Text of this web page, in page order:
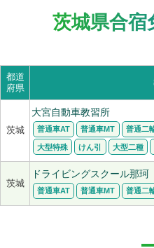
茨城県合宿
都道
府県
茨城
大宮自動車教習所
普通車AT 普通車MT 普通二
大型特殊 けん引 大型二種
茨城
ドライビングスクール那珂
普通車AT 普通車MT 普通二